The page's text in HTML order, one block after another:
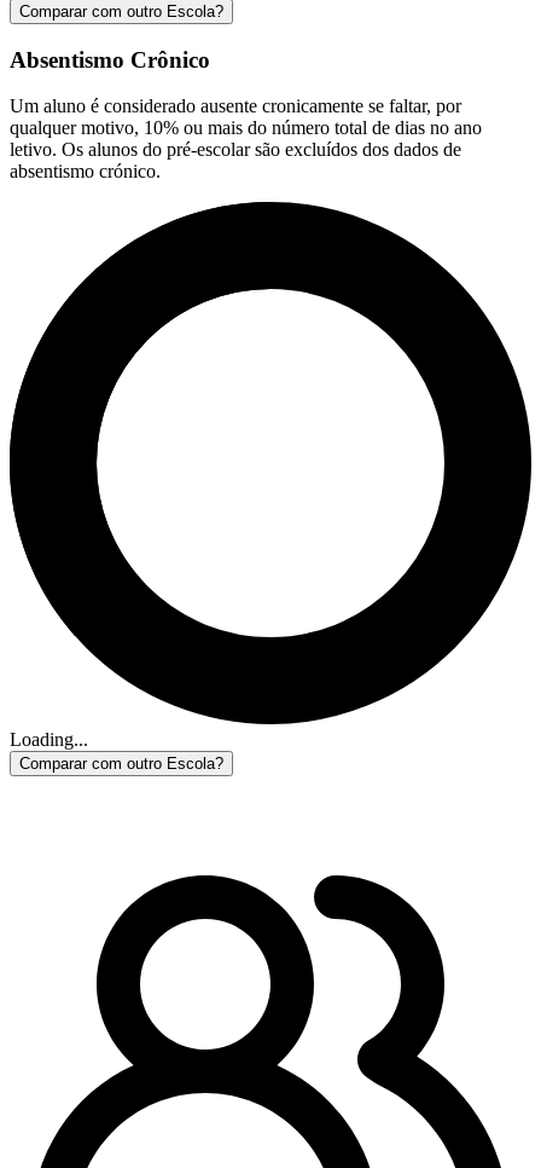
Comparar com outro Escola?
Absentismo Crônico
Um aluno é considerado ausente cronicamente se faltar, por
qualquer motivo, 10% ou mais do número total de dias no ano
letivo. Os alunos do pré-escolar são excluídos dos dados de
absentismo crónico.
Loading...
Comparar com outro Escola?